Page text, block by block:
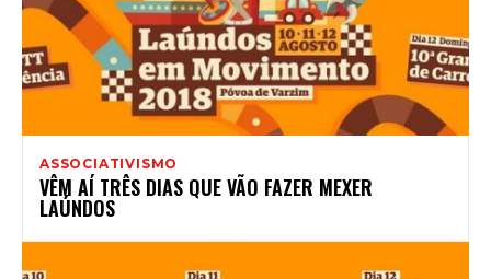
ASSOCIATIVISMO
VÊM AÍ TRÊS DIAS QUE VÃO FAZER MEXER
LAÚNDOS